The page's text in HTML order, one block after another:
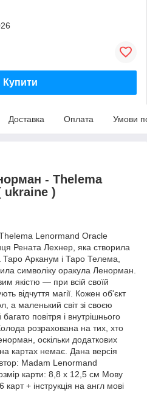
Купити
Доставка Оплата Умови
- Thelema
ukraine )
Lenormand Oracle
Рената Лехнер, яка створила
Таро Арканум і Таро Телема,
символіку оракула Ленорман.
якістю — при всій своїй
відчуття магії. Кожен об'єкт
а маленький світ зі своєю
повітря і внутрішнього
розрахована на тих, хто
оскільки додаткових
картах немає. Дана версія
Madam Lenormand
карти: 8,8 х 12,5 см Мову
+ інструкція на англ мові